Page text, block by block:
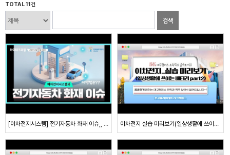
TOTAL 11건
검색
[이차전지시스템] 전기자동차 화재 이슈,, 예방법으로.. 이차전지 실습 미리보기(일상생활에 쓰이는 배터리 part2)